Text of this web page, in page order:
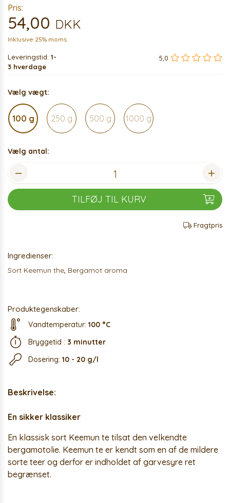
Pris:
54,00 DKK
Inklusive 25% moms
Leveringstid: 1-
3 hverdage
5,0
Vælg vægt:
100 g 250 g 500 g 1000 g
Vælg antal:
TILFØJ TIL KURV
Fragtpris
Ingredienser:
Sort Keemun the, Bergamot aroma
Produktegenskaber:
Vandtemperatur: 100 °C
Bryggetid : 3 minutter
Dosering: 10 - 20 g/l
Beskrivelse:
En sikker klassiker
En klassisk sort Keemun te tilsat den velkendte
bergamotolie. Keemun te er kendt som en af de mildere
sorte teer og derfor er indholdet af garvesyre ret
begrænset.